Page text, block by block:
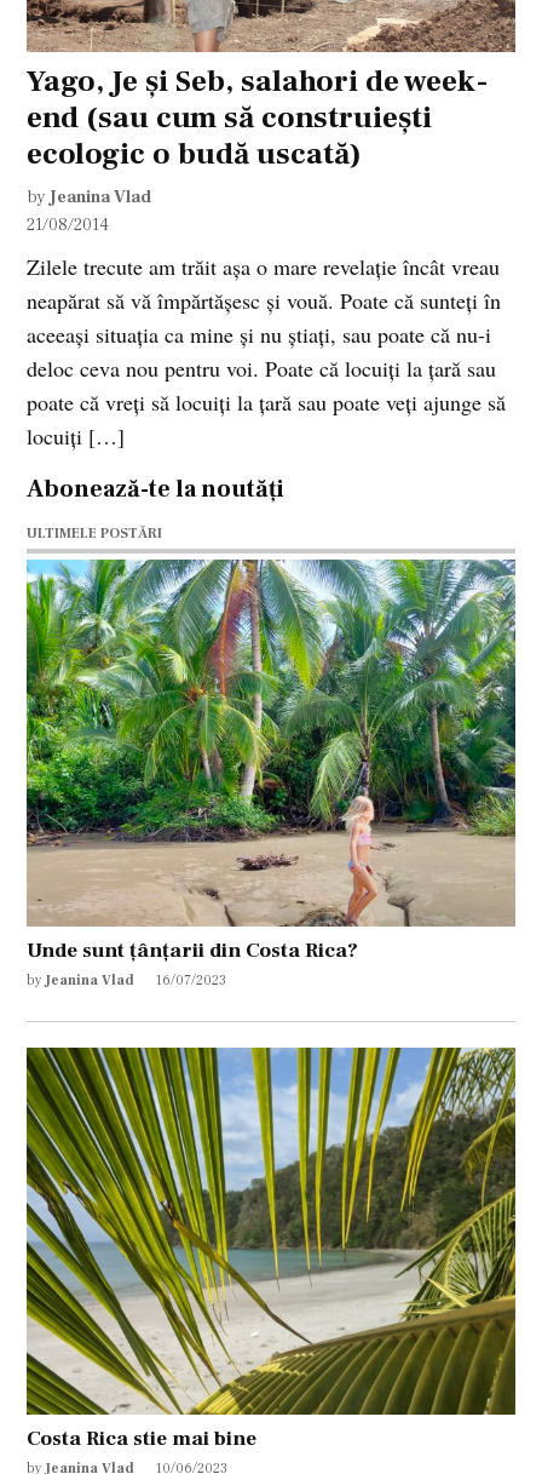
Yago, Je și Seb, salahori de week-
end (sau cum să construiești
ecologic o budă uscată)
by Jeanina Vlad
21/08/2014
Zilele trecute am trăit așa o mare revelație încât vreau
neapărat să vă împărtășesc și vouă. Poate că sunteți în
aceeași situația ca mine și nu știați, sau poate că nu-i
deloc ceva nou pentru voi. Poate că locuiți la țară sau
poate că vreți să locuiți la țară sau poate veți ajunge să
locuiți […]
Abonează-te la noutăți
ULTIMELE POSTĂRI
Unde sunt țânțarii din Costa Rica?
by Jeanina Vlad 16/07/2023
Costa Rica stie mai bine
by Jeanina Vlad 10/06/2023